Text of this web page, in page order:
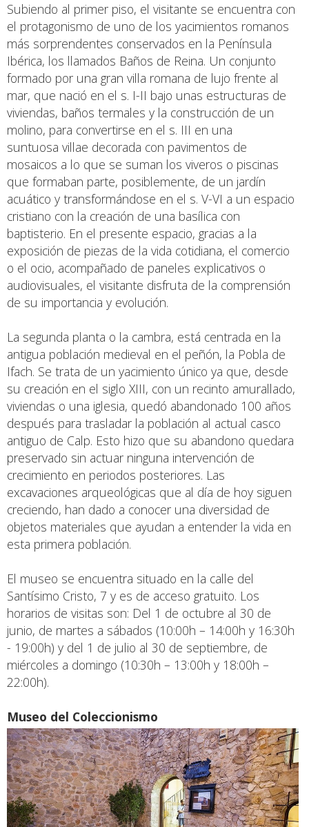
Subiendo al primer piso, el visitante se encuentra con
el protagonismo de uno de los yacimientos romanos
más sorprendentes conservados en la Península
Ibérica, los llamados Baños de Reina. Un conjunto
formado por una gran villa romana de lujo frente al
mar, que nació en el s. I-II bajo unas estructuras de
viviendas, baños termales y la construcción de un
molino, para convertirse en el s. III en una
suntuosa villae decorada con pavimentos de
mosaicos a lo que se suman los viveros o piscinas
que formaban parte, posiblemente, de un jardín
acuático y transformándose en el s. V-VI a un espacio
cristiano con la creación de una basílica con
baptisterio. En el presente espacio, gracias a la
exposición de piezas de la vida cotidiana, el comercio
o el ocio, acompañado de paneles explicativos o
audiovisuales, el visitante disfruta de la comprensión
de su importancia y evolución.
La segunda planta o la cambra, está centrada en la
antigua población medieval en el peñón, la Pobla de
Ifach. Se trata de un yacimiento único ya que, desde
su creación en el siglo XIII, con un recinto amurallado,
viviendas o una iglesia, quedó abandonado 100 años
después para trasladar la población al actual casco
antiguo de Calp. Esto hizo que su abandono quedara
preservado sin actuar ninguna intervención de
crecimiento en periodos posteriores. Las
excavaciones arqueológicas que al día de hoy siguen
creciendo, han dado a conocer una diversidad de
objetos materiales que ayudan a entender la vida en
esta primera población.
El museo se encuentra situado en la calle del
Santísimo Cristo, 7 y es de acceso gratuito. Los
horarios de visitas son: Del 1 de octubre al 30 de
junio, de martes a sábados (10:00h – 14:00h y 16:30h
- 19:00h) y del 1 de julio al 30 de septiembre, de
miércoles a domingo (10:30h – 13:00h y 18:00h –
22:00h).
Museo del Coleccionismo